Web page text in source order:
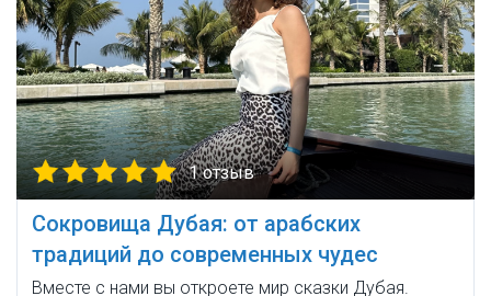
1 отзыв
Сокровища Дубая: от арабских
традиций до современных чудес
Вместе с нами вы откроете мир сказки Дубая.